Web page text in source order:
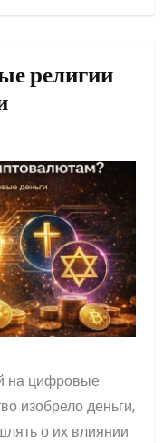
религии
на цифровые
изобрело деньги,
о их влиянии